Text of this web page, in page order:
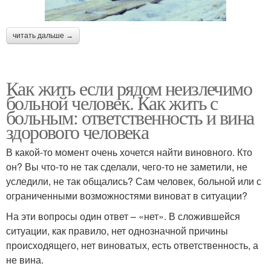
читать дальше →
Как жить если рядом неизлечимо
больной человек. Как жить с
больным: ответственность и вина
здорового человека
В какой-то момент очень хочется найти виновного. Кто
он? Вы что-то не так сделали, чего-то не заметили, не
уследили, не так общались? Сам человек, больной или с
ограниченными возможностями виноват в ситуации?
На эти вопросы один ответ – «нет». В сложившейся
ситуации, как правило, нет однозначной причины
происходящего, нет виноватых, есть ответственность, а
не вина.